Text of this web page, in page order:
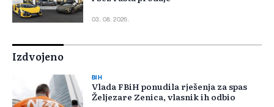
03. 08. 2026.
Izdvojeno
BIH
Vlada FBiH ponudila rješenja za spas
Željezare Zenica, vlasnik ih odbio